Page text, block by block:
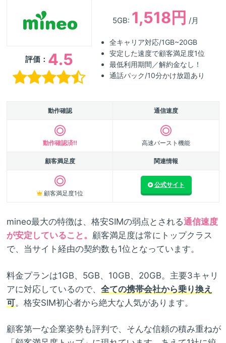
評価： 4.5
5GB: 1,518円 /月
全キャリア対応/1GB~20GB
安定した速度で顧客満足度1位
最低利用期間／解約金なし！
通話パック/10分かけ放題あり
動作確認 通信速度
動作確認済!! 高速バースト機能
顧客満足度 関連情報
顧客満足度1位
公式サイト
mineo最大の特徴は、格安SIMの弱点とされる通信速度
が安定していること。 顧客満足度は常にトップクラス
で、当サイト経由の契約数も1位となっています。
料金プランは1GB、5GB、10GB、20GB。主要3キャリ
アに対応しているので、 全ての携帯会社から乗り換え
可。格安SIM初心者から絶大な人気があります。
顧客第一な企業姿勢も評判で、そんな信頼の積み重ねが